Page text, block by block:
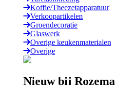
Koffie/Theezetapparatuur
Verkoopartikelen
Groendecoratie
Glaswerk
Overige keukenmaterialen
Overige
Nieuw bij Rozema